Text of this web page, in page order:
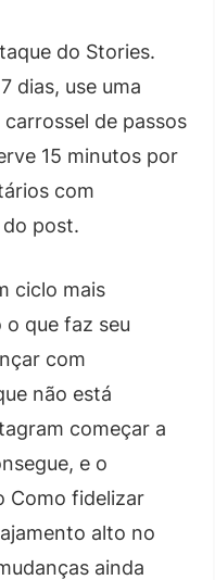
do Stories.
dias, use uma
de passos
15 minutos por
com
post.
ciclo mais
o que faz seu
com
não está
começar a
e o
Como fidelizar
alto no
ainda